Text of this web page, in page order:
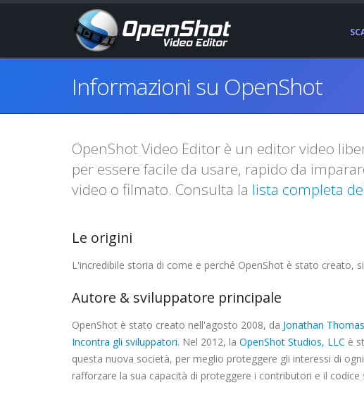
Informazioni su OpenShot
OpenShot Video Editor è un editor video
per essere facile da usare, rapido da
video o filmato. Consulta la lista completa
Le origini
L'incredibile storia di come e perché OpenShot è stato creato,
Autore & sviluppatore principale
OpenShot è stato creato nell'agosto 2008, da Jonathan Thomas
Incontra gli sviluppatori. Nel 2012, la OpenShot Studios, LLC è
questa nuova società, per meglio proteggere gli interessi di
rafforzare la sua capacità di proteggere i contributori e il codice